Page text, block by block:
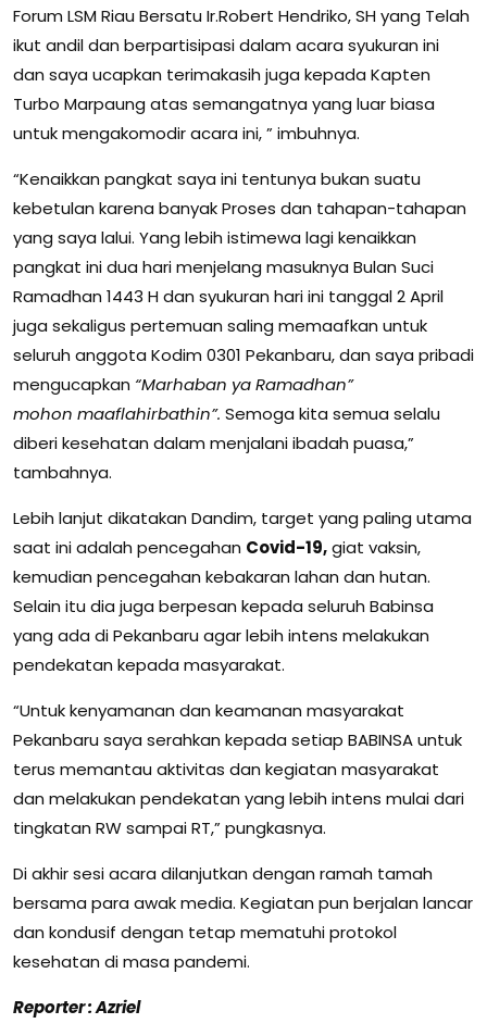
Forum LSM Riau Bersatu Ir.Robert Hendriko, SH yang Telah
ikut andil dan berpartisipasi dalam acara syukuran ini
dan saya ucapkan terimakasih juga kepada Kapten
Turbo Marpaung atas semangatnya yang luar biasa
untuk mengakomodir acara ini, ” imbuhnya.
“Kenaikkan pangkat saya ini tentunya bukan suatu
kebetulan karena banyak Proses dan tahapan-tahapan
yang saya lalui. Yang lebih istimewa lagi kenaikkan
pangkat ini dua hari menjelang masuknya Bulan Suci
Ramadhan 1443 H dan syukuran hari ini tanggal 2 April
juga sekaligus pertemuan saling memaafkan untuk
seluruh anggota Kodim 0301 Pekanbaru, dan saya pribadi
mengucapkan “Marhaban ya Ramadhan”
mohon maaflahirbathin”. Semoga kita semua selalu
diberi kesehatan dalam menjalani ibadah puasa,”
tambahnya.
Lebih lanjut dikatakan Dandim, target yang paling utama
saat ini adalah pencegahan Covid-19,giat vaksin,
kemudian pencegahan kebakaran lahan dan hutan.
Selain itu dia juga berpesan kepada seluruh Babinsa
yang ada di Pekanbaru agar lebih intens melakukan
pendekatan kepada masyarakat.
“Untuk kenyamanan dan keamanan masyarakat
Pekanbaru saya serahkan kepada setiap BABINSA untuk
terus memantau aktivitas dan kegiatan masyarakat
dan melakukan pendekatan yang lebih intens mulai dari
tingkatan RW sampai RT,” pungkasnya.
Di akhir sesi acara dilanjutkan dengan ramah tamah
bersama para awak media. Kegiatan pun berjalan lancar
dan kondusif dengan tetap mematuhi protokol
kesehatan di masa pandemi.
Reporter : Azriel